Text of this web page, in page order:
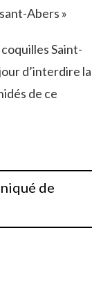
Abers »
Saint-
d’interdire la
de ce
de